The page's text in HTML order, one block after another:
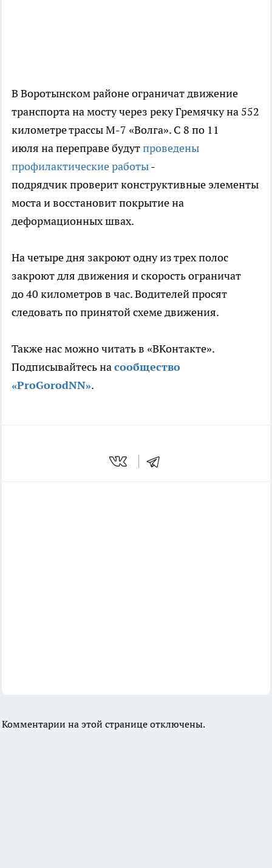
В Воротынском районе ограничат движение
транспорта на мосту через реку Гремячку на 552
километре трассы М-7 «Волга». С 8 по 11
июля на переправе будутпроведены
профилактические работы-
подрядчик проверит конструктивные элементы
моста и восстановит покрытие на
деформационных швах.
На четыре дня закроют одну из трех полос
закроют для движения и скорость ограничат
до 40 километров в час. Водителей просят
следовать по принятой схеме движения.
Также нас можно читать в «ВКонтакте».
Подписывайтесь насообщество
«ProGorodNN».
Комментарии на этой странице отключены.